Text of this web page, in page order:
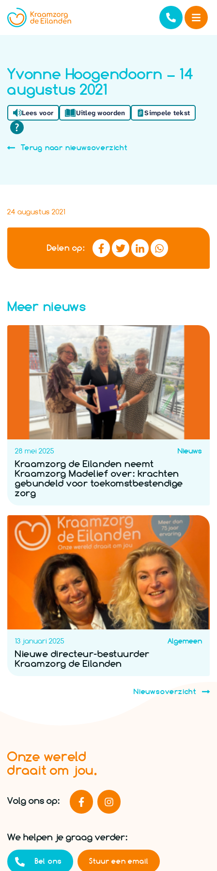
Yvonne Hoogendoorn – 14
augustus 2021
Lees voor Uitleg woorden Simpele tekst
Terug naar nieuwsoverzicht
24 augustus 2021
Delen op:
Meer nieuws
28 mei 2025 Nieuws
Kraamzorg de Eilanden neemt
Kraamzorg Madelief over: krachten
gebundeld voor toekomstbestendige
zorg
13 januari 2025 Algemeen
Nieuwe directeur-bestuurder
Kraamzorg de Eilanden
Nieuwsoverzicht
Onze wereld
draait om jou.
Volg ons op:
We helpen je graag verder:
Bel ons Stuur een email